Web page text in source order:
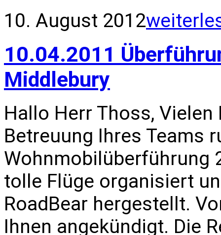
10. August 2012
10.04.2011
Middlebury
Hallo Herr Thoss,
Betreuung Ihres Teams
Wohnmobilüberführung
tolle Flüge organisiert
RoadBear hergestellt.
Ihnen angekündigt. Die